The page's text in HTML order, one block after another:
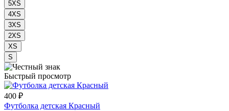
5XS
4XS
3XS
2XS
XS
S
Быстрый просмотр
400 ₽
Футболка детская Красный